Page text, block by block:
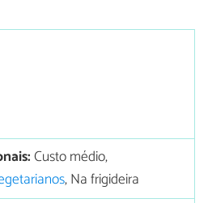
Custo médio,
, Na frigideira